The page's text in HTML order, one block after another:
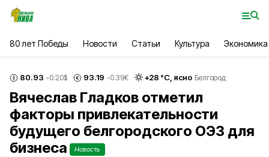
80 лет Победы Новости Статьи Культура Экономика
80.93 -0.20$ 93.19 -0.39€ +28 °С, ясно Белгород
Вячеслав Гладков отметил
факторы привлекательности
будущего белгородского ОЭЗ для
бизнеса
Новость